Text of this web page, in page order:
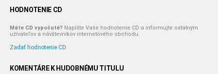
HODNOTENIE CD
Máte CD vypočuté? Napíšte Vaše hodnotenie CD a informujte ostatným
užívateľov a návštevníkov internetového obchodu.
Zadať hodnotenie CD
KOMENTÁRE K HUDOBNÉMU TITULU